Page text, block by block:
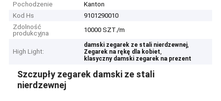
Pochodzenie
Kanton
Kod Hs
9101290010
Zdolność
produkcyjna
10000 SZT./m
High Light:
damski zegarek ze stali nierdzewnej,
Zegarek na rękę dla kobiet,
klasyczny damski zegarek na prezent
Szczupły zegarek damski ze stali
nierdzewnej